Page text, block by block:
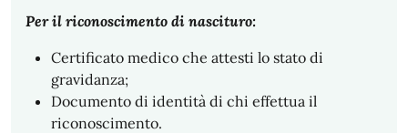
Per il riconoscimento di nascituro:
Certificato medico che attesti lo stato di
gravidanza;
Documento di identità di chi effettua il
riconoscimento.